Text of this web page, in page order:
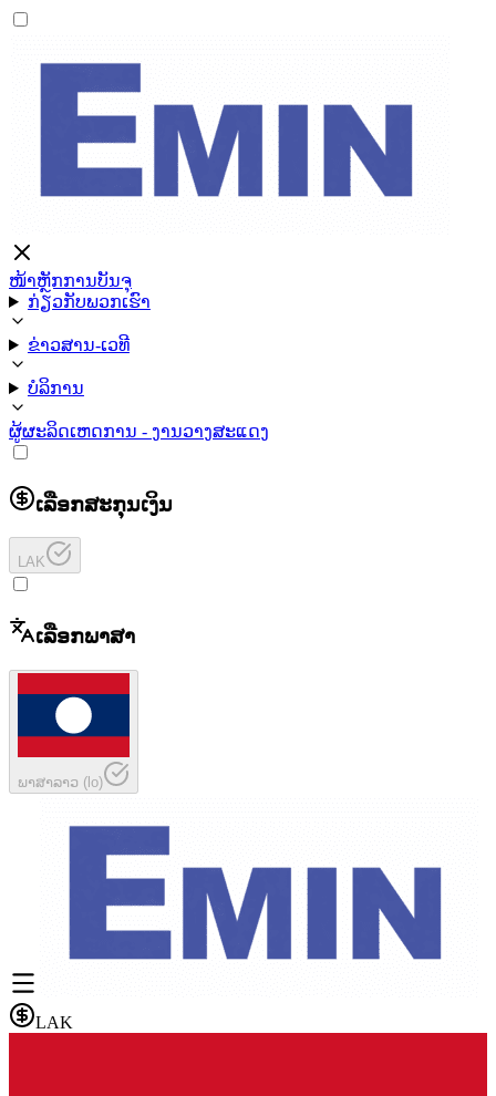
ໜ້າຫຼັກການບັນຈຸ
ກ່ຽວກັບພວກເຮົາ
ຂ່າວສານ-ເວທີ
ບໍລິການ
ຜູ້ຜະລິດເຫດການ - ງານວາງສະແດງ
ເລືອກສະກຸນເງິນ
LAK
ເລືອກພາສາ
ພາສາລາວ (lo)
LAK